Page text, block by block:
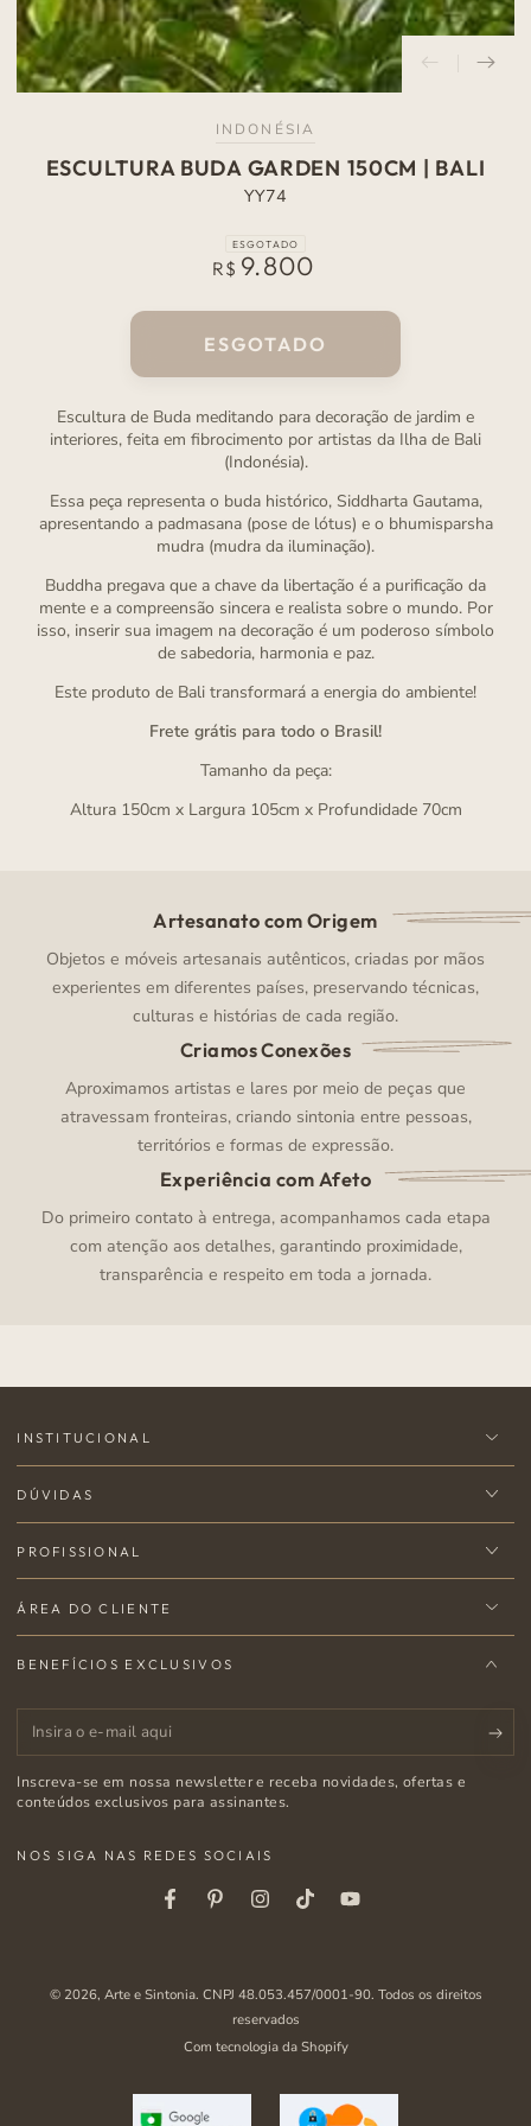
INDONÉSIA
ESCULTURA BUDA GARDEN 150CM | BALI
YY74
Preço
R$ 9.800
ESGOTADO
ESGOTADO
Escultura de Buda meditando para decoração de jardim e
interiores, feita em fibrocimento por artistas da Ilha de Bali
(Indonésia).
Essa peça representa o buda histórico, Siddharta Gautama,
apresentando a padmasana (pose de lótus) e o bhumisparsha
mudra (mudra da iluminação).
Buddha pregava que a chave da libertação é a purificação da
mente e a compreensão sincera e realista sobre o mundo. Por
isso, inserir sua imagem na decoração é um poderoso símbolo
de sabedoria, harmonia e paz.
Este produto de Bali transformará a energia do ambiente!
Frete grátis para todo o Brasil!
Tamanho da peça:
Altura 150cm x Largura 105cm x Profundidade 70cm
Artesanato com Origem
Objetos e móveis artesanais autênticos, criadas por mãos
experientes em diferentes países, preservando técnicas,
culturas e histórias de cada região.
Criamos Conexões
Aproximamos artistas e lares por meio de peças que
atravessam fronteiras, criando sintonia entre pessoas,
territórios e formas de expressão.
Experiência com Afeto
Do primeiro contato à entrega, acompanhamos cada etapa
com atenção aos detalhes, garantindo proximidade,
transparência e respeito em toda a jornada.
INSTITUCIONAL
DÚVIDAS
PROFISSIONAL
ÁREA DO CLIENTE
BENEFÍCIOS EXCLUSIVOS
Insira
o
e-
Inscreva-se em nossa newsletter e receba novidades, ofertas e
conteúdos exclusivos para assinantes.
NOS SIGA NAS REDES SOCIAIS
FacebookPinterestInstagramTiktokYoutube
© 2026, Arte e Sintonia. CNPJ 48.053.457/0001-90. Todos os direitos
reservados
Com tecnologia da Shopify